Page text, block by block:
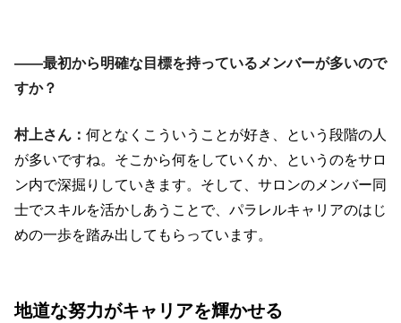
――最初から明確な目標を持っているメンバーが多いので
すか？
村上さん： 何となくこういうことが好き、という段階の人
が多いですね。そこから何をしていくか、というのをサロ
ン内で深掘りしていきます。そして、サロンのメンバー同
士でスキルを活かしあうことで、パラレルキャリアのはじ
めの一歩を踏み出してもらっています。
地道な努力がキャリアを輝かせる